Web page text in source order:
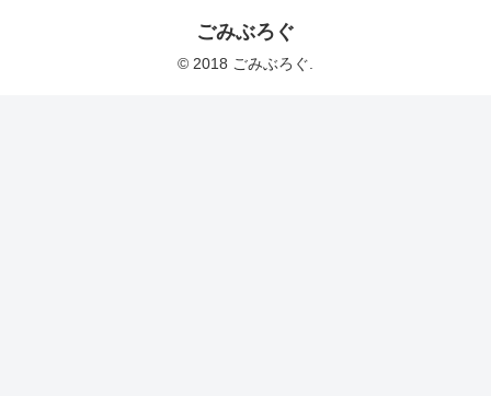
ごみぶろぐ
© 2018 ごみぶろぐ.